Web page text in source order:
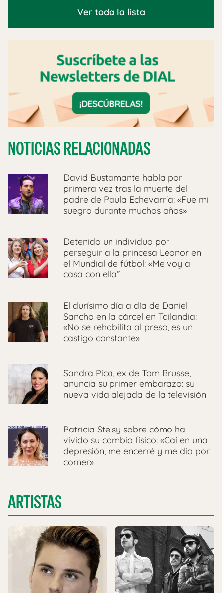
Ver toda la lista
NOTICIAS RELACIONADAS
David Bustamante habla por
primera vez tras la muerte del
padre de Paula Echevarría: «Fue mi
suegro durante muchos años»
Detenido un individuo por
perseguir a la princesa Leonor en
el Mundial de fútbol: «Me voy a
casa con ella”
El durísimo día a día de Daniel
Sancho en la cárcel en Tailandia:
«No se rehabilita al preso, es un
castigo constante»
Sandra Pica, ex de Tom Brusse,
anuncia su primer embarazo: su
nueva vida alejada de la televisión
Patricia Steisy sobre cómo ha
vivido su cambio físico: «Caí en una
depresión, me encerré y me dio por
comer»
ARTISTAS